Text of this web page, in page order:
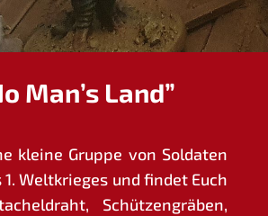
Man’s Land”
klei­ne Grup­pe von Sol­da­ten
Welt­krie­ges und fin­det Euch
Schüt­zen­grä­ben,